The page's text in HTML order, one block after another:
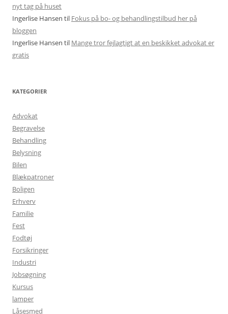
nyt tag på huset
Ingerlise Hansen til Fokus på bo- og behandlingstilbud her på
bloggen
Ingerlise Hansen til Mange tror fejlagtigt at en beskikket advokat er
gratis
KATEGORIER
Advokat
Begravelse
Behandling
Belysning
Bilen
Blækpatroner
Boligen
Erhverv
Familie
Fest
Fodtøj
Forsikringer
Industri
Jobsøgning
Kursus
lamper
Låsesmed